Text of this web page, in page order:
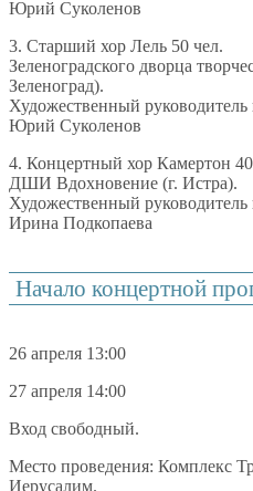
Юрий Суколенов
3. Старший хор Лель 50 чел.
Зеленоградского дворца
Зеленоград).
Художественный
Юрий Суколенов
4. Концертный хор Камертон
ДШИ Вдохновение (г. Истра).
Художественный
Ирина Подкопаева
Начало концертной
26 апреля 13:00
27 апреля 14:00
Вход свободный.
Место проведения: Комплекс
Иерусалим.